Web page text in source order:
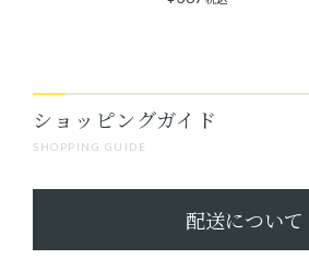
SHOPPING GUIDE
ショッピングガイド
配送について